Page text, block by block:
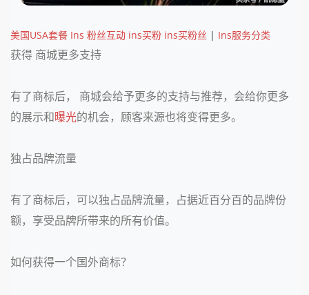
美国USA套餐 Ins 粉丝互动 ins买粉 ins买粉丝 | Ins服务分类
获得 商城更多支持
有了商标后， 商城会给予更多的支持与推荐，会给你更多
的展示和曝光的机会，顾客来源也将变得更多。
独占品牌流量
有了商标后，可以独占品牌流量，占据近百分百的品牌份
额，享受品牌所带来的所有价值。
如何获得一个国外商标？